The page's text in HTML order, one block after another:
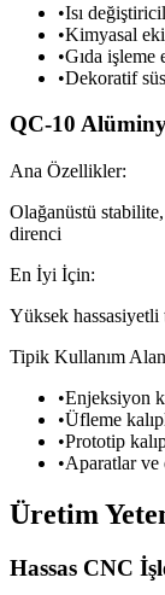
•Isı
•Kimyasal
•Gıda işleme
•Dekoratif
QC-10
Ana Özellikler:
Olağanüstü
direnci
En İyi İçin:
Yüksek hassasiyetli
Tipik Kullanım
•Enjeksiyon
•Üfleme
•Prototip
•Aparatlar ve
Üretim
Hassas CNC